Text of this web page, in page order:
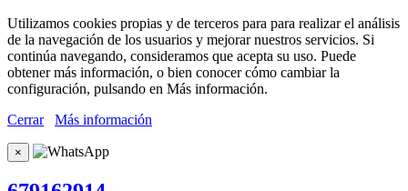
Utilizamos cookies propias y de terceros para para realizar el análisis
de la navegación de los usuarios y mejorar nuestros servicios. Si
continúa navegando, consideramos que acepta su uso. Puede
obtener más información, o bien conocer cómo cambiar la
configuración, pulsando en Más información.
Cerrar
Más información
×